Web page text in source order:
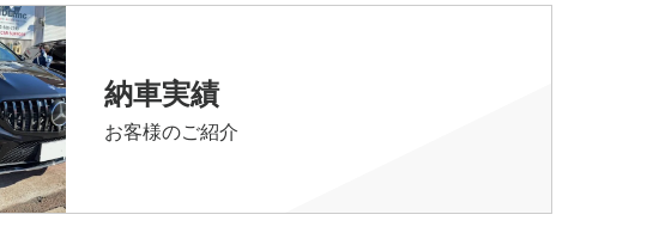
納車実績
お客様のご紹介